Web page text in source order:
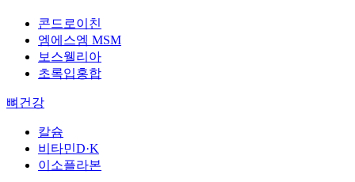
콘드로이친
엠에스엠 MSM
보스웰리아
초록입홍합
뼈건강
칼슘
비타민D·K
이소플라본